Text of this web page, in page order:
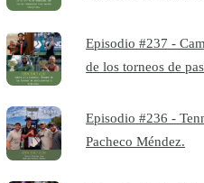
Episodio #237 -
de los torneos de
Episodio #236 -
Pacheco Méndez.